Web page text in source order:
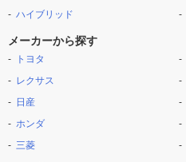
ハイブリッド
メーカーから探す
トヨタ
レクサス
日産
ホンダ
三菱